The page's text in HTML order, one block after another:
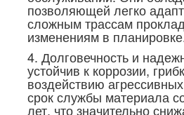
позволяющей легко
сложным трассам
изменениям в
4. Долговечность и
устойчив к коррозии,
воздействию
срок службы материала
лет, что значительно